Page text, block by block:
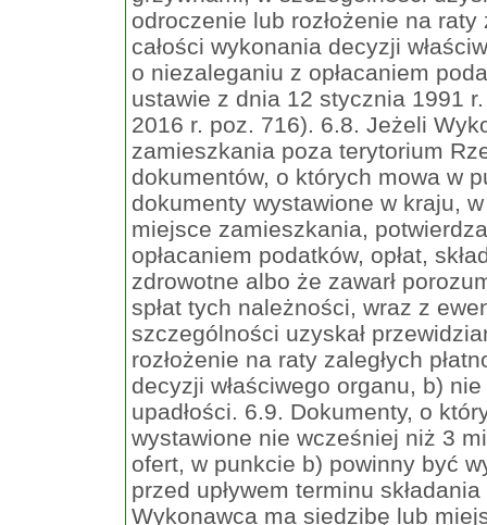
odroczenie lub rozłożenie na
całości wykonania decyzji
o niezaleganiu z opłacaniem
ustawie z dnia 12 stycznia 1991
2016 r. poz. 716). 6.8. Jeżeli
zamieszkania poza terytorium
dokumentów, o których mowa w
dokumenty wystawione w kraju,
miejsce zamieszkania,
opłacaniem podatków, opłat,
zdrowotne albo że zawarł
spłat tych należności, wraz z
szczególności uzyskał
rozłożenie na raty zaległych
decyzji właściwego organu, b)
upadłości. 6.9. Dokumenty, o
wystawione nie wcześniej niż 3
ofert, w punkcie b) powinny być
przed upływem terminu
Wykonawca ma siedzibę lub